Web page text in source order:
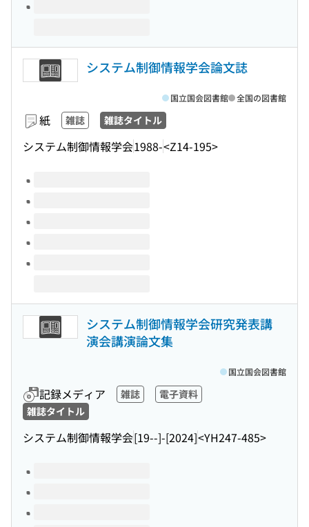
システム制御情報学会論文誌
紙 雑誌 雑誌タイトル
システム制御情報学会1988-<Z14-195>
国立国会図書館 全国の図書館
このタイトルの巻号
システム制御情報学会研究発表講
演会講演論文集
記録メディア 雑誌
電子資料
雑誌タイトル
システム制御情報学会[19--]-[2024]<YH247-485>
国立国会図書館
このタイトルの巻号